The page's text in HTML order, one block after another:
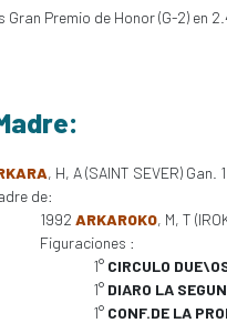
Gran Premio de Honor (G-2) en
, H, A (SAINT SEVER)
de:
1992 ARKAROKO, M, T
Figuraciones :
1° CIRCULO
1° DIARO LA
1° CONF.DE LA